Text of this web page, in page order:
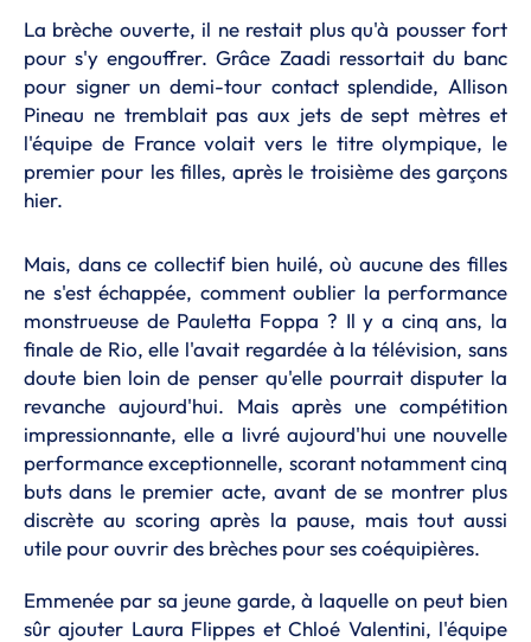
La brèche ouverte, il ne restait plus qu'à pousser fort
pour s'y engouffrer. Grâce Zaadi ressortait du banc
pour signer un demi-tour contact splendide, Allison
Pineau ne tremblait pas aux jets de sept mètres et
l'équipe de France volait vers le titre olympique, le
premier pour les filles, après le troisième des garçons
hier.
Mais, dans ce collectif bien huilé, où aucune des filles
ne s'est échappée, comment oublier la performance
monstrueuse de Pauletta Foppa ? Il y a cinq ans, la
finale de Rio, elle l'avait regardée à la télévision, sans
doute bien loin de penser qu'elle pourrait disputer la
revanche aujourd'hui. Mais après une compétition
impressionnante, elle a livré aujourd'hui une nouvelle
performance exceptionnelle, scorant notamment cinq
buts dans le premier acte, avant de se montrer plus
discrète au scoring après la pause, mais tout aussi
utile pour ouvrir des brèches pour ses coéquipières.
Emmenée par sa jeune garde, à laquelle on peut bien
sûr ajouter Laura Flippes et Chloé Valentini, l'équipe